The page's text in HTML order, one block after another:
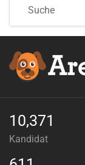
10,371
Kandidat